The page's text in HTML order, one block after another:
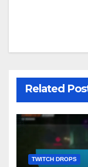
Related
TWITCH DROPS